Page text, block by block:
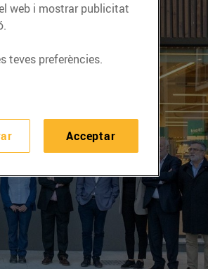
web i mostrar publicitat
teves preferències.
Acceptar